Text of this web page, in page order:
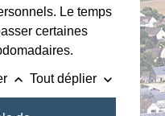
Le temps
certaines
keyboard_arrow_up Tout déplier keyboard_arrow_down